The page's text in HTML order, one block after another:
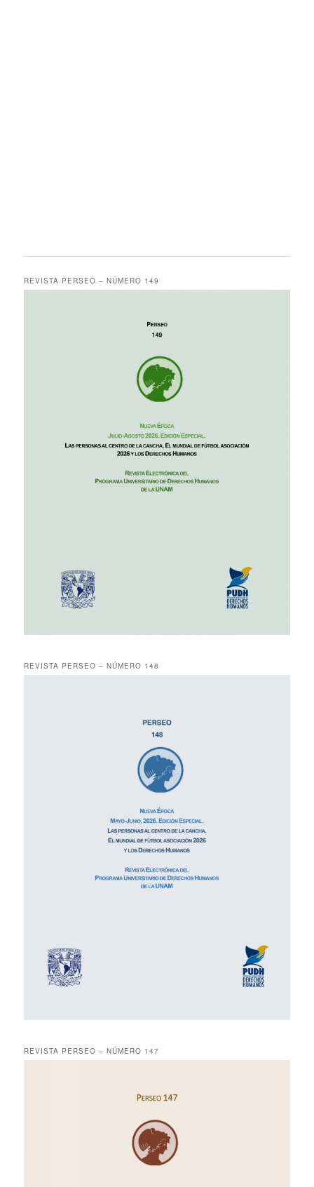
REVISTA PERSEO – NÚMERO 149
REVISTA PERSEO – NÚMERO 148
REVISTA PERSEO – NÚMERO 147